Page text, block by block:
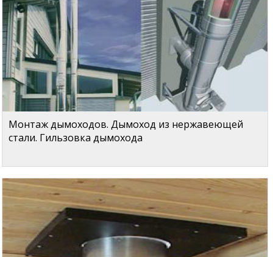
Монтаж дымоходов. Дымоход из нержавеющей
стали. Гильзовка дымохода